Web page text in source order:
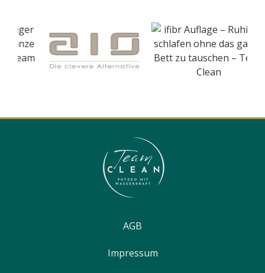
AGB
Impressum